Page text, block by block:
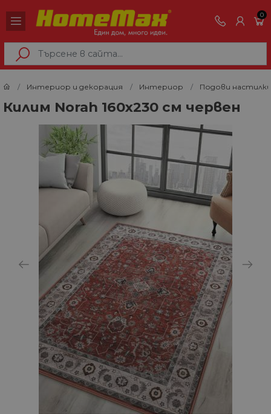
0
Интериор и декорация Интериор Подови настилки
Килим Norah 160х230 см червен